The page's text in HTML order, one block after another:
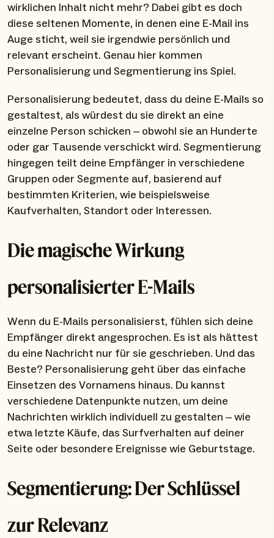
wirklichen Inhalt nicht mehr? Dabei gibt es doch
diese seltenen Momente, in denen eine E-Mail ins
Auge sticht, weil sie irgendwie persönlich und
relevant erscheint. Genau hier kommen
Personalisierung und Segmentierung ins Spiel.
Personalisierung bedeutet, dass du deine E-Mails so
gestaltest, als würdest du sie direkt an eine
einzelne Person schicken – obwohl sie an Hunderte
oder gar Tausende verschickt wird. Segmentierung
hingegen teilt deine Empfänger in verschiedene
Gruppen oder Segmente auf, basierend auf
bestimmten Kriterien, wie beispielsweise
Kaufverhalten, Standort oder Interessen.
Die magische Wirkung
personalisierter E-Mails
Wenn du E-Mails personalisierst, fühlen sich deine
Empfänger direkt angesprochen. Es ist als hättest
du eine Nachricht nur für sie geschrieben. Und das
Beste? Personalisierung geht über das einfache
Einsetzen des Vornamens hinaus. Du kannst
verschiedene Datenpunkte nutzen, um deine
Nachrichten wirklich individuell zu gestalten – wie
etwa letzte Käufe, das Surfverhalten auf deiner
Seite oder besondere Ereignisse wie Geburtstage.
Segmentierung: Der Schlüssel
zur Relevanz